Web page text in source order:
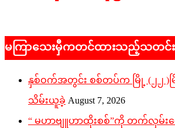
28
မကြာသေးမှီကတင်ထားသည့်သတင်းမ
နှစ်ဝက်အတွင်း စစ်တပ်က မြို့ (၂၂ )
သိမ်းယူခဲ့ August 7, 2026
“ မဟာဗျူဟာထိုးစစ်”ကို တက်လှမ်း